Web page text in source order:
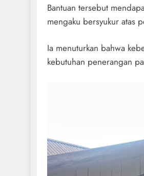
Bantuan tersebut
mengaku bersyukur atas
Ia menuturkan bahwa
kebutuhan penerangan